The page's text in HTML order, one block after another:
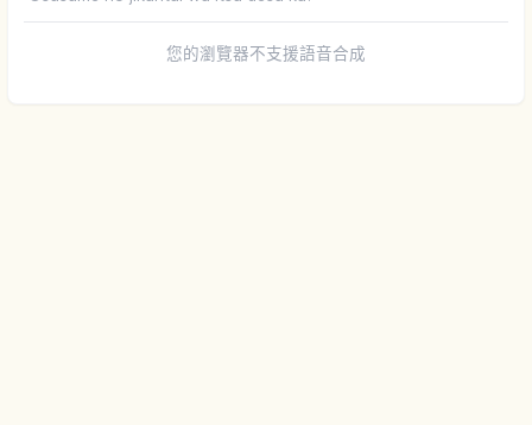
您的瀏覽器不支援語音合成